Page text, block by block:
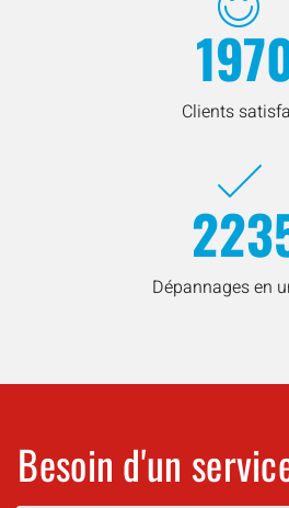
Clients
Dépannages en
Besoin d'un